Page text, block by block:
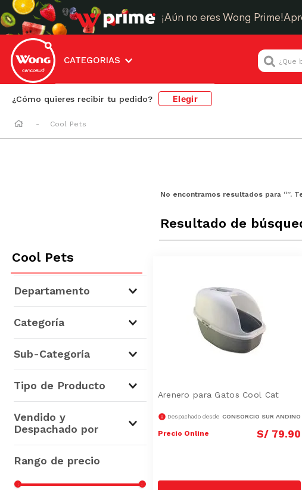
¡Aún no eres Wong Prime!
CATEGORIAS
¿Que
¿Cómo quieres recibir tu pedido? Elegir
Cool Pets
No encontramos resultados para “”.
Resultado de
Cool Pets
Departamento
Categoría
Para Gatos
Sub-Categoría
Gatos
1)
Accesorios
Tipo de Producto
Vendido y
Despachado por
Arenero para Gatos Cool Cat
Despachado desde CONSORCIO SUR ANDINO
Precio Online S/ 79.90